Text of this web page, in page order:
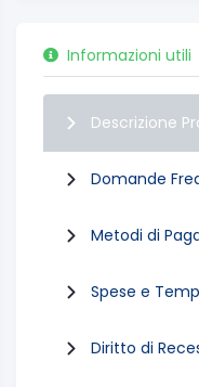
Informazioni utili
Descrizione
Domande
Metodi di
Spese e
Diritto di